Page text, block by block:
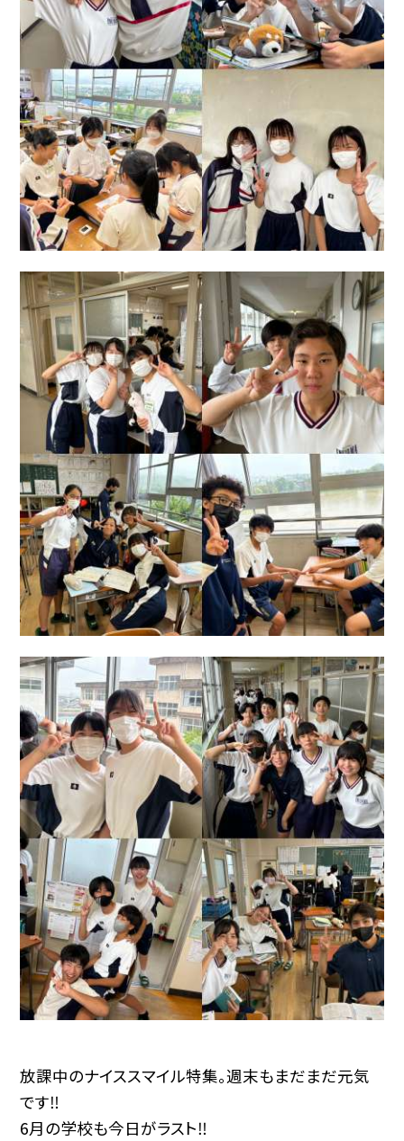
放課中のナイススマイル特集。週末もまだまだ元気
です‼︎
6月の学校も今日がラスト‼︎